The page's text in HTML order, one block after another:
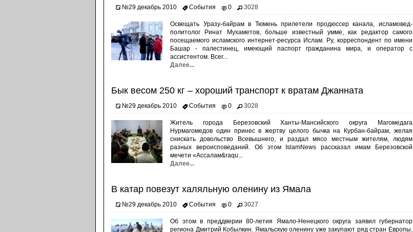
№29 декабрь 2010 События 0 3028
Освещать Уразу-байрам в Тюмень прилетели продюссер канала, исламовед-
политолог Ринат Мухаметов, больше известный умме, как редактор самого
посещаемого исламского интернет-ресурса Ислам. Ру, корреспондент по имени
Башар - палестинец, имеющий паспорт гражданина мира, и оператор с
ассистентом. Всег...
Далее...
Бык весом 250 кг – хороший транспорт к вратам Джанната
№29 декабрь 2010 События 0 3028
Житель города Березовский Ханты-Мансийского округа Магомедага
Нурмагомедов один принес в жертву целого бычка на Курбан-байрам, желая
снискать довольство Всевышнего, и раздал мясо местным жителям, людям
разных вероисповеданий. Об этом IslamNews рассказал имам Березовской
мечети «Ассалам&raqu...
Далее...
В катар повезут халяльную оленину из Ямала
№29 декабрь 2010 События 0 3027
Об этом в преддверии 80-летия Ямало-Ненецкого округа заявил губернатор
региона Дмитрий Кобылкин. Ямальскую оленину уже закупают ряд стран Европы,